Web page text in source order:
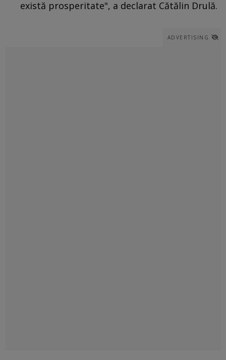
există prosperitate", a declarat Cătălin Drulă.
ADVERTISING